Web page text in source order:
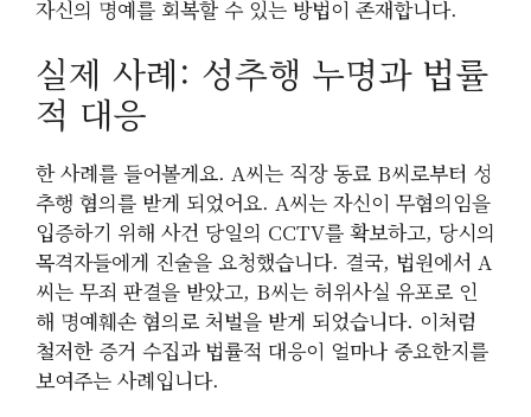
자신의 명예를 회복할 수 있는 방법이 존재합니다.
실제 사례: 성추행 누명과 법률
적 대응
한 사례를 들어볼게요. A씨는 직장 동료 B씨로부터 성
추행 혐의를 받게 되었어요. A씨는 자신이 무혐의임을
입증하기 위해 사건 당일의 CCTV를 확보하고, 당시의
목격자들에게 진술을 요청했습니다. 결국, 법원에서 A
씨는 무죄 판결을 받았고, B씨는 허위사실 유포로 인
해 명예훼손 혐의로 처벌을 받게 되었습니다. 이처럼
철저한 증거 수집과 법률적 대응이 얼마나 중요한지를
보여주는 사례입니다.